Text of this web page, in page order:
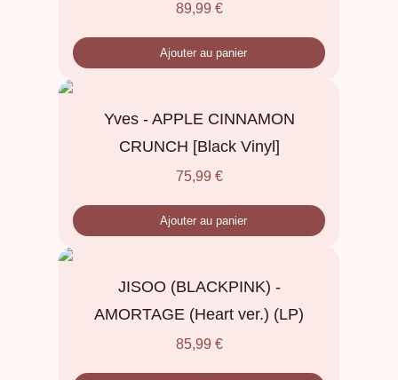
89,99 €
Ajouter au panier
Yves - APPLE CINNAMON
CRUNCH [Black Vinyl]
75,99 €
Ajouter au panier
JISOO (BLACKPINK) -
AMORTAGE (Heart ver.) (LP)
85,99 €